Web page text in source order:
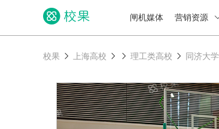
闸机媒体 营销资源
校果 上海高校 理工类高校 同济大学